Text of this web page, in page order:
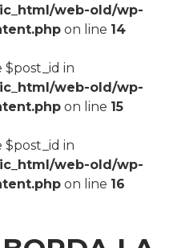
web-old/wp-
on line 14
$post_id in
web-old/wp-
on line 15
$post_id in
web-old/wp-
on line 16